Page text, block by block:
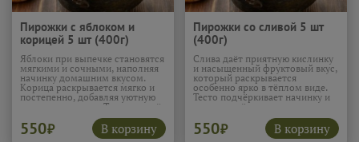
Пирожки с яблоком и
корицей 5 шт (400г)
Яблоки при выпечке становятся
мягкими и сочными, наполняя
начинку домашним вкусом.
Корица раскрывается мягко и
постепенно, добавляя уютную
пряность и тепло. Тесто создаёт
нежную текстуру, и эти
пирожки особенно хороши к
вечернему чаю.Подробнее...
550₽ В корзину
Пирожки со сливой 5 шт
(400г)
Слива даёт приятную кислинку
и насыщенный фруктовый вкус,
который раскрывается
особенно ярко в тёплом виде.
Тесто подчёркивает начинку и
смягчает её яркость, создавая
ровный баланс. Эти пирожки
приятно освежают и оставляют
лёгкое фруктовое послевкусие.
550₽ В корзину